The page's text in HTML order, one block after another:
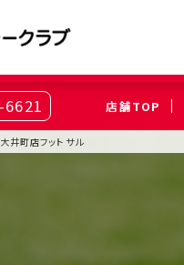
大井町
店舗TOP
大井町店フットサル